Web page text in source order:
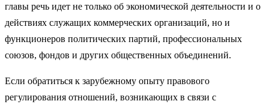
главы речь идет не только об экономической деятельности и о
действиях служащих коммерческих организаций, но и
функционеров политических партий, профессиональных
союзов, фондов и других общественных объединений.
Если обратиться к зарубежному опыту правового
регулирования отношений, возникающих в связи с